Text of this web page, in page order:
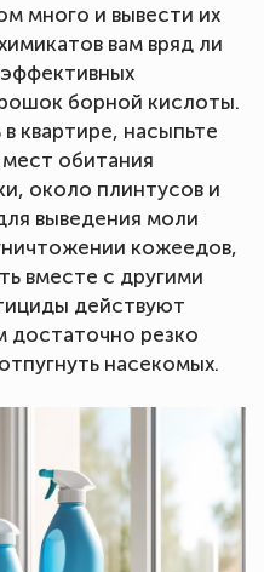
много и вывести их
вам вряд ли
борной кислоты.
квартире, насыпьте
обитания
около плинтусов и
выведения моли
кожеедов,
вместе с другими
действуют
достаточно резко
насекомых.